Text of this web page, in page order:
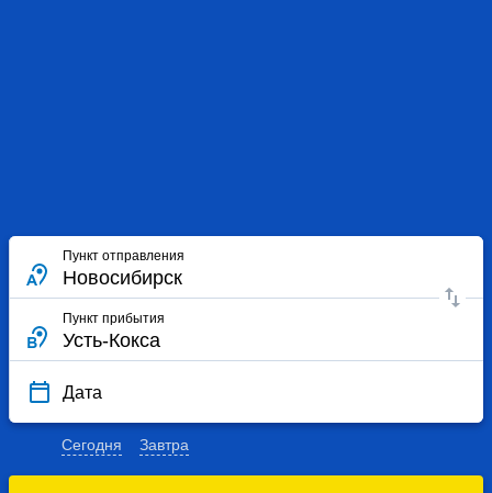
Пункт отправления
Пункт прибытия
Дата
Сегодня Завтра